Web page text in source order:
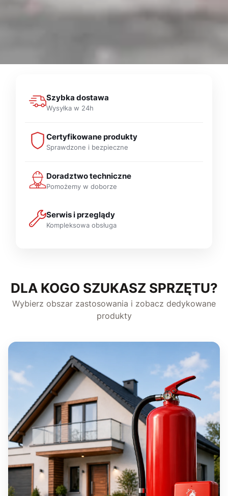
Szybka dostawa
Wysyłka w 24h
Certyfikowane produkty
Sprawdzone i bezpieczne
Doradztwo techniczne
Pomożemy w doborze
Serwis i przeglądy
Kompleksowa obsługa
DLA KOGO SZUKASZ SPRZĘTU?
Wybierz obszar zastosowania i zobacz dedykowane
produkty